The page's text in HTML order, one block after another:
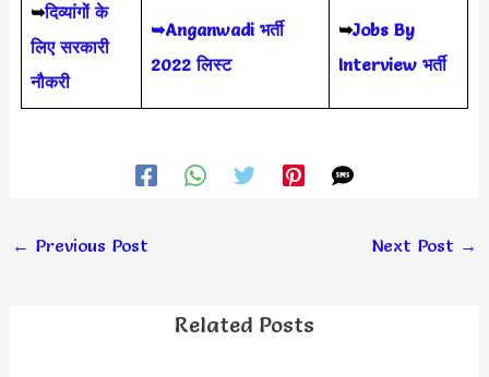
➥दिव्यांगों के
लिए सरकारी
नौकरी
➥Anganwadi भर्ती
2022 लिस्ट
➥Jobs By
Interview भर्ती
← Previous Post Next Post →
Related Posts